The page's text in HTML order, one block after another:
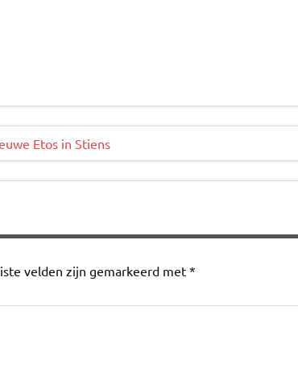
Etos in Stiens
velden zijn gemarkeerd met *